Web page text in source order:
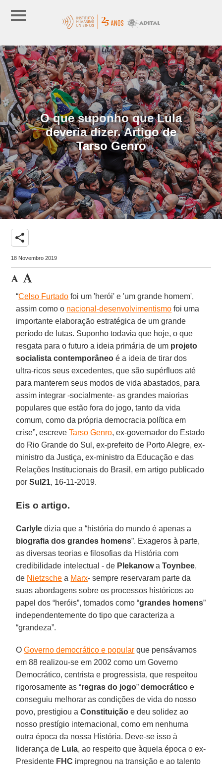
O que suponho que Lula
deveria dizer. Artigo de
Tarso Genro
share
18 Novembro 2019
“Celso Furtado foi um 'herói' e 'um grande homem',
assim como o nacional-desenvolvimentismo foi uma
importante elaboração estratégica de um grande
período de lutas. Suponho todavia que hoje, o que
resgata para o futuro a ideia primária de um projeto
socialista contemporâneo é a ideia de tirar dos
ultra-ricos seus excedentes, que são supérfluos até
para manterem seus modos de vida abastados, para
assim integrar -socialmente- as grandes maiorias
populares que estão fora do jogo, tanto da vida
comum, como da própria democracia política em
crise”, escreveTarso Genro, ex-governador do Estado
do Rio Grande do Sul, ex-prefeito de Porto Alegre, ex-
ministro da Justiça, ex-ministro da Educação e das
Relações Institucionais do Brasil, em artigo publicado
porSul21, 16-11-2019.
Eis o artigo.
Carlyle dizia que a “história do mundo é apenas a
biografia dos grandes homens”. Exageros à parte,
as diversas teorias e filosofias da História com
credibilidade intelectual - de PlekanowaToynbee,
de Nietzsche a Marx- sempre reservaram parte da
suas abordagens sobre os processos históricos ao
papel dos “heróis”, tomados como “grandes homens”
independentemente do tipo que caracteriza a
“grandeza”.
OGoverno democrático e popular que pensávamos
em 88 realizou-se em 2002 como um Governo
Democrático, centrista e progressista, que respeitou
rigorosamente as “regras do jogo”democrático e
conseguiu melhorar as condições de vida do nosso
povo, prestigiou aConstituição e deu solidez ao
nosso prestígio internacional, como em nenhuma
outra época da nossa História. Deve-se isso à
liderança de Lula, ao respeito que àquela época o ex-
Presidente FHC impregnou na transição e ao talento